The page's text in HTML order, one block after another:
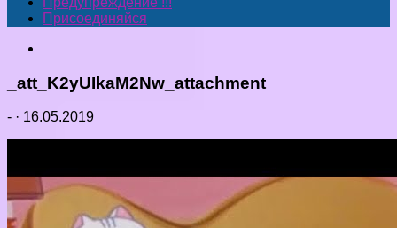
Присоединяйся
_att_K2yUIkaM2Nw_attachment
- · 16.05.2019